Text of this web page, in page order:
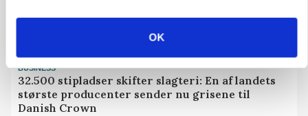
OK
BUSINESS
32.500 stipladser skifter slagteri: En af landets
største producenter sender nu grisene til
Danish Crown